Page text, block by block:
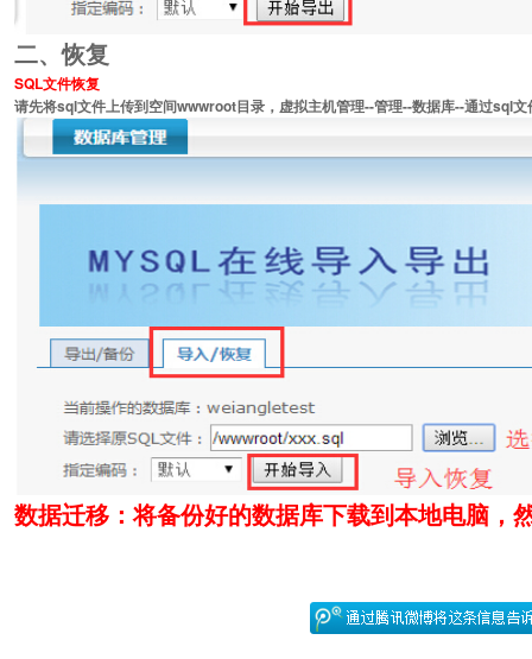
二、恢复
SQL文件恢复
请先将sql文件上传到空间wwwroot目录，虚拟主机管理--管理--数据库--通过sql
数据迁移：将备份好的数据库下载到本地电脑，